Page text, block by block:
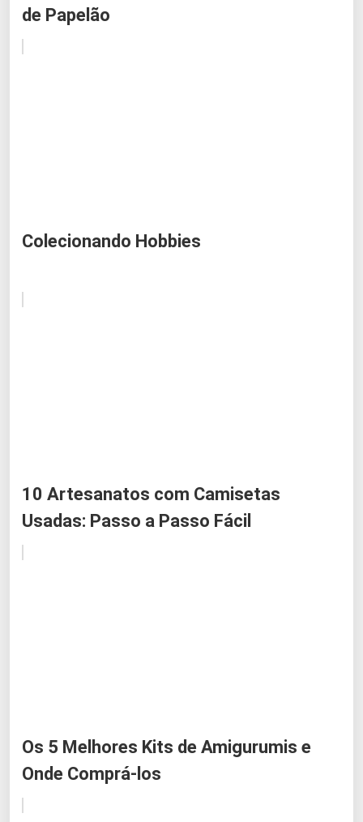
de Papelão
Colecionando Hobbies
10 Artesanatos com Camisetas
Usadas: Passo a Passo Fácil
Os 5 Melhores Kits de Amigurumis e
Onde Comprá-los